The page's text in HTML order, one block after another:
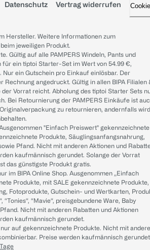
Datenschutz Vertrag widerrufen
Hersteller. Weitere Informationen zum
jeweiligen Produkt.
Gültig auf alle PAMPERS Windeln, Pants und
für ein tiptoi Starter-Set im Wert von 54.99 €,
Nur ein Gutschein pro Einkauf einlösbar. Der
Rechnung angedruckt. Gültig in allen BIPA Filialen
der Vorrat reicht. Abholung des tiptoi Starter Sets
Bei Retournierung der PAMPERS Einkäufe ist
zu retournieren, andernfalls wird
"Einfach Preiswert" gekennzeichnete
Produkte, Säuglingsanfangsnahrung,
Pfand. Nicht mit anderen Aktionen und
kaufmännisch gerundet. Solange der Vorrat
das günstigste Produkt gratis.
im BIPA Online Shop. Ausgenommen „Einfach
Produkte, mit SALE gekennzeichnete Produkte,
Fotoprodukte, Gutschein- und Wertkarten,
“Tonies“, “Mavie“, preisgebundene Ware, Baby
Nicht mit anderen Rabatten und Aktionen
kaufmännisch gerundet.
nur auf gekennzeichnete Produkte. Nicht mit
Preise werden kaufmännisch